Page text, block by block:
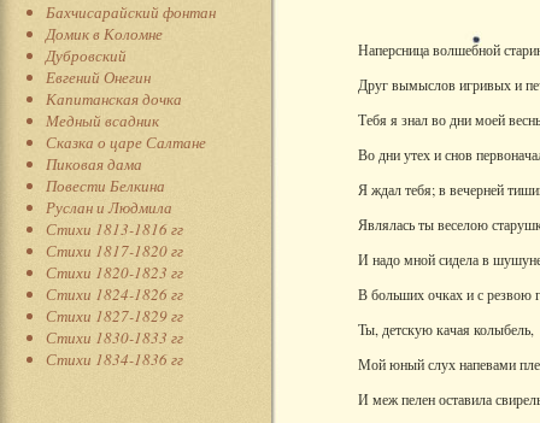
Бахчисарайский фонтан
Домик в Коломне
Дубровский
Евгений Онегин
Капитанская дочка
Медный всадник
Сказка о царе Салтане
Пиковая дама
Повести Белкина
Руслан и Людмила
Стихи 1813-1816 гг
Стихи 1817-1820 гг
Стихи 1820-1823 гг
Стихи 1824-1826 гг
Стихи 1827-1829 гг
Стихи 1830-1833 гг
Стихи 1834-1836 гг
Наперсница волшебной
Друг вымыслов игривых и
Тебя я знал во дни моей
Во дни утех и снов
Я ждал тебя; в вечерней
Являлась ты веселою
И надо мной сидела в
В больших очках и с резвою
Ты, детскую качая колыбель,
Мой юный слух напевами
И меж пелен оставила